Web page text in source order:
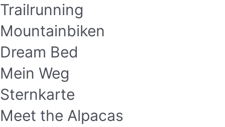
Trailrunning
Mountainbiken
Dream Bed
Mein Weg
Sternkarte
Meet the Alpacas